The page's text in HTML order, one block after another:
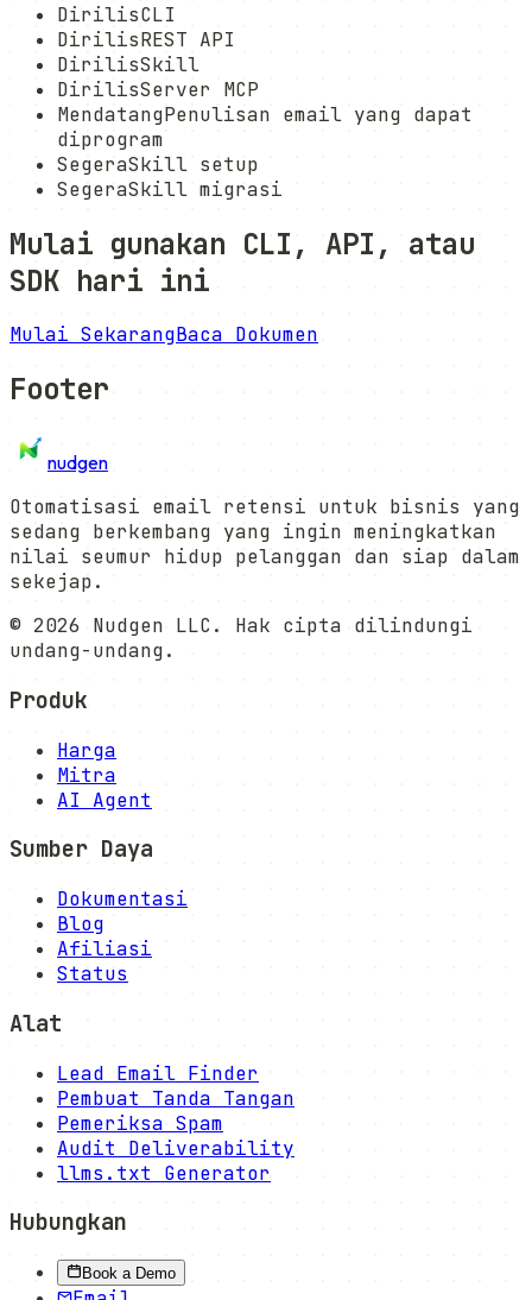
DirilisCLI
DirilisREST API
DirilisSkill
DirilisServer MCP
MendatangPenulisan email yang dapat
diprogram
SegeraSkill setup
SegeraSkill migrasi
Mulai gunakan CLI, API, atau
SDK hari ini
Mulai SekarangBaca Dokumen
Footer
nudgen
Otomatisasi email retensi untuk bisnis yang
sedang berkembang yang ingin meningkatkan
nilai seumur hidup pelanggan dan siap dalam
sekejap.
© 2026
Nudgen LLC. Hak cipta dilindungi
undang-undang.
Produk
Harga
Mitra
AI Agent
Sumber Daya
Dokumentasi
Blog
Afiliasi
Status
Alat
Lead Email Finder
Pembuat Tanda Tangan
Pemeriksa Spam
Audit Deliverability
llms.txt Generator
Hubungkan
Book a Demo